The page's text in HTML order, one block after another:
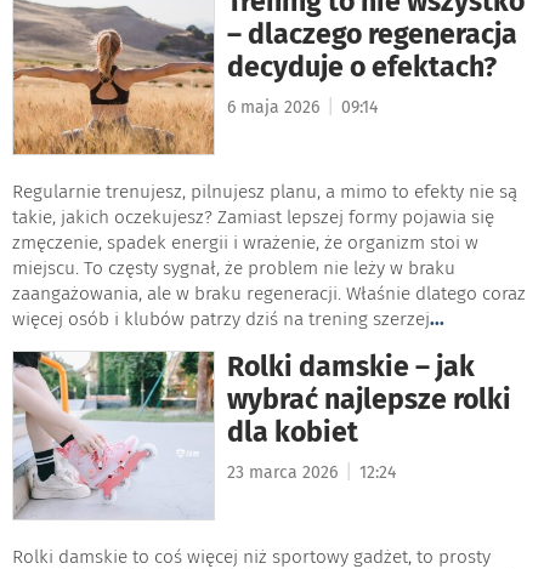
– dlaczego regeneracja
decyduje o efektach?
6 maja 2026 09:14
Regularnie trenujesz, pilnujesz planu, a mimo to efekty nie są
takie, jakich oczekujesz? Zamiast lepszej formy pojawia się
zmęczenie, spadek energii i wrażenie, że organizm stoi w
miejscu. To częsty sygnał, że problem nie leży w braku
zaangażowania, ale w braku regeneracji. Właśnie dlatego coraz
więcej osób i klubów patrzy dziś na trening szerzej...
Rolki damskie – jak
wybrać najlepsze rolki
dla kobiet
23 marca 2026 12:24
Rolki damskie to coś więcej niż sportowy gadżet, to prosty